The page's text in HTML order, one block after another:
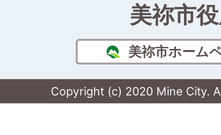
美祢市
美祢市ホーム
Copyright (c) 2020 Mine City.